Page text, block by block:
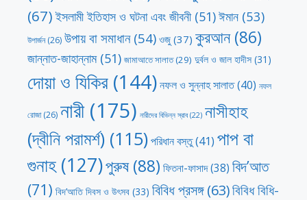
(67) ইসলামী ইতিহাস ও ঘটনা এবং জীবনী(51)ঈমান (53)
উপার্জন(26) উপায় বা সমাধান(54) ওজু (37) কুরআন(86)
জান্নাত-জাহান্নাম(51) জামাআতে সালাত(29) দুর্বল ও জাল হাদীস (31)
দোয়া ও যিকির (144)নফল ও সুন্নাহ সালাত(40) নফল
রোজা(26) নারী(175) নারীদের বিভিন্ন স্রাব(22) নাসীহাহ
(দ্বীনি পরামর্শ) (115)পরিধান বস্তু(41) পাপ বা
গুনাহ(127)পুরুষ(88) ফিতনা-ফাসাদ(38) বিদ’আত
(71) বিদ’আতি দিবস ও উৎসব (33) বিবিধ প্রসঙ্গ(63)বিবিধ বিধি-